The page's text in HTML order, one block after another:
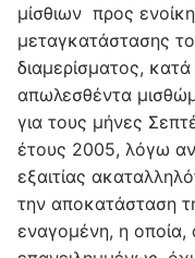
μίσθιων προς
μεταγκατάστασης
διαμερίσματος,
απωλεσθέντα
για τους μήνες
έτους 2005, λόγω
εξαιτίας
την αποκατάσταση
εναγομένη, η οποία,